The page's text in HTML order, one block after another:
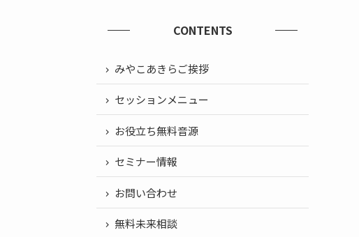
CONTENTS
みやこあきらご挨拶
セッションメニュー
お役立ち無料音源
セミナー情報
お問い合わせ
無料未来相談